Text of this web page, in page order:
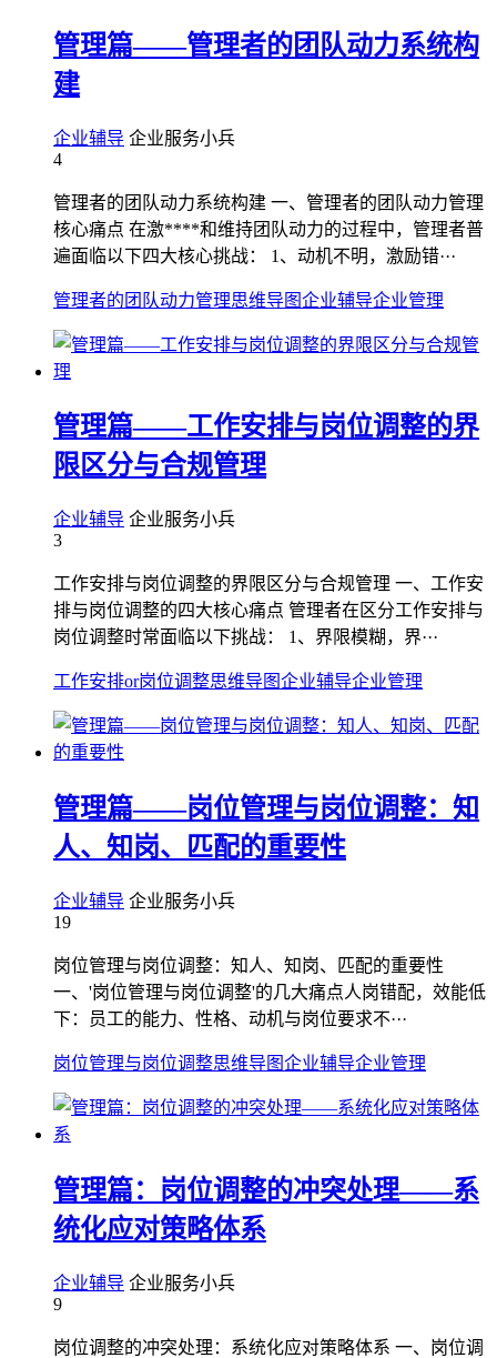
管理篇——管理者的团队动力系统构
建
企业辅导 企业服务小兵
4
管理者的团队动力系统构建 一、管理者的团队动力管理
核心痛点 在激****和维持团队动力的过程中，管理者普
遍面临以下四大核心挑战： 1、动机不明，激励错···
管理者的团队动力管理思维导图企业辅导企业管理
管理篇——工作安排与岗位调整的界
限区分与合规管理
企业辅导 企业服务小兵
3
工作安排与岗位调整的界限区分与合规管理 一、工作安
排与岗位调整的四大核心痛点 管理者在区分工作安排与
岗位调整时常面临以下挑战： 1、界限模糊，界···
工作安排or岗位调整思维导图企业辅导企业管理
管理篇——岗位管理与岗位调整：知
人、知岗、匹配的重要性
企业辅导 企业服务小兵
19
岗位管理与岗位调整：知人、知岗、匹配的重要性
一、'岗位管理与岗位调整'的几大痛点人岗错配，效能低
下：员工的能力、性格、动机与岗位要求不···
岗位管理与岗位调整思维导图企业辅导企业管理
管理篇：岗位调整的冲突处理——系
统化应对策略体系
企业辅导 企业服务小兵
9
岗位调整的冲突处理：系统化应对策略体系 一、岗位调